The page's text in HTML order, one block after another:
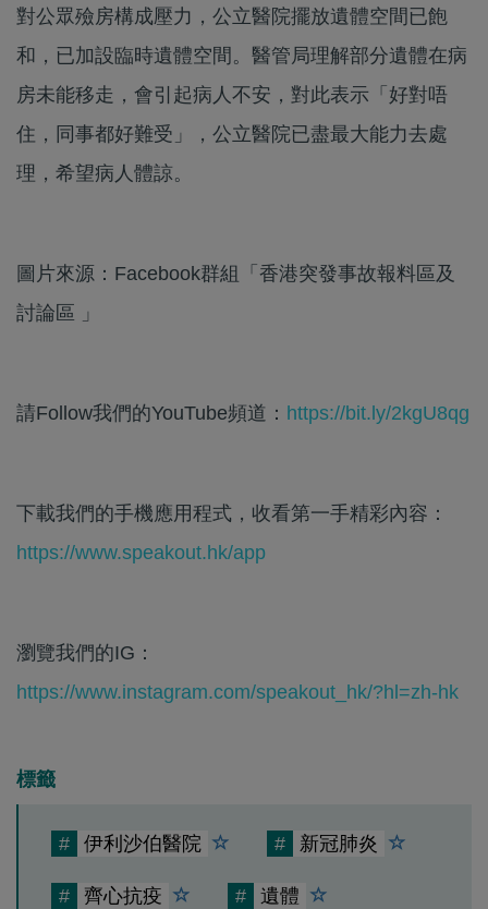
對公眾殮房構成壓力，公立醫院擺放遺體空間已飽
和，已加設臨時遺體空間。醫管局理解部分遺體在病
房未能移走，會引起病人不安，對此表示「好對唔
住，同事都好難受」，公立醫院已盡最大能力去處
理，希望病人體諒。
圖片來源：Facebook群組「香港突發事故報料區及
討論區 」
請Follow我們的YouTube頻道： https://bit.ly/2kgU8qg
下載我們的手機應用程式，收看第一手精彩內容：
https://www.speakout.hk/app
瀏覽我們的IG：
https://www.instagram.com/speakout_hk/?hl=zh-hk
標籤
# 伊利沙伯醫院 # 新冠肺炎
# 齊心抗疫 # 遺體